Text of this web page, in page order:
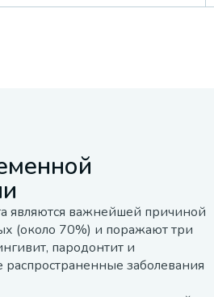
являются важнейшей причиной
(около 70%) и поражают три
пародонтит и
распространенные заболевания